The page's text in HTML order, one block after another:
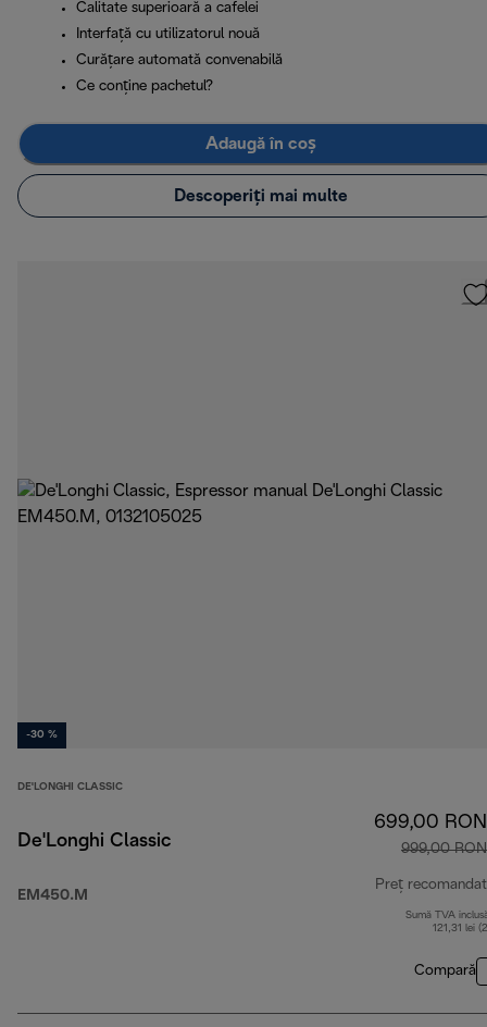
Calitate superioară a cafelei
Interfață cu utilizatorul nouă
Curățare automată convenabilă
Ce conține pachetul?
Adaugă în coș
Descoperiți mai multe
-30 %
DE'LONGHI CLASSIC
De'Longhi Classic
EM450.M
699,00 RON
999,00 RON
Preț recomandat
Sumă TVA
121,31 lei
Compară